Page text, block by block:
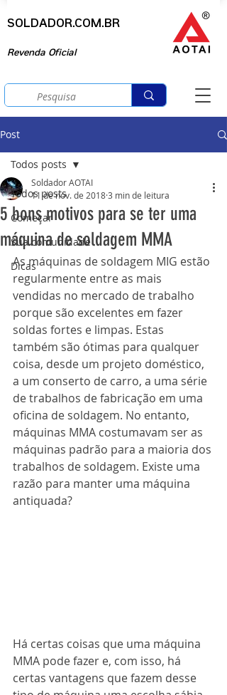
SOLDADOR.COM.BR
Revenda Oficial
Post
Todos posts
Começar
Sua comunidade
Dicas
Todos posts
5 bons motivos para se ter uma
máquina de soldagem MMA
Soldador AOTAI
11 de nov. de 20183 min de leitura
As máquinas de soldagem MIG estão
regularmente entre as mais
vendidas no mercado de trabalho
porque são excelentes em fazer
soldas fortes e limpas. Estas
também são ótimas para qualquer
coisa, desde um projeto doméstico,
a um conserto de carro, a uma série
de trabalhos de fabricação em uma
oficina de soldagem. No entanto,
máquinas MMA costumavam ser as
máquinas padrão para a maioria dos
trabalhos de soldagem. Existe uma
razão para manter uma máquina
antiquada?
Há certas coisas que uma máquina
MMA pode fazer e, com isso, há
certas vantagens que fazem desse